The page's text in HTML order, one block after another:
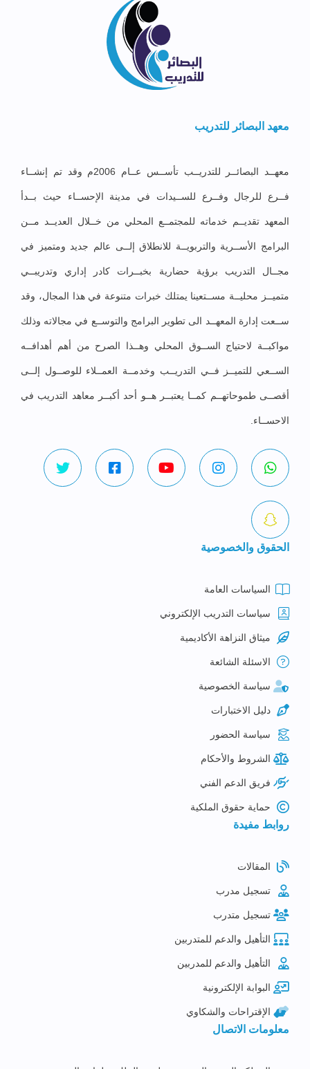
معهد البصائر للتدريب
معهــد البصائــر للتدريــب تأســس عــام 2006م وقد تم إنشــاء
فــرع للرجال وفــرع للســيدات في مدينة الإحســاء حيث بــدأ
المعهد تقديــم خدماته للمجتمــع المحلي من خــلال العديــد مــن
البرامج الأســرية والتربويــة للانطلاق إلــى عالم جديد ومتميز في
مجــال التدريب برؤية حضارية بخبــرات كادر إداري وتدريبــي
متميــز محليــة مســتعينا يمتلك خبرات متنوعة في هذا المجال، وقد
ســعت إدارة المعهــد الى تطوير البرامج والتوســع في مجالاته وذلك
مواكبــة لاحتياج الســوق المحلي وهــذا الصرح من أهم أهدافــه
الســعي للتميــز فــي التدريــب وخدمــة العمــلاء للوصــول إلــى
أقصــى طموحاتهــم كمــا يعتبــر هــو أحد أكبــر معاهد التدريب في
الاحســاء.
الحقوق والخصوصية
السياسات العامة
سياسات التدريب الإلكتروني
ميثاق النزاهة الأكاديمية
الاسئلة الشائعة
سياسة الخصوصية
دليل الاختبارات
سياسة الحضور
الشروط والأحكام
فريق الدعم الفني
حماية حقوق الملكية
روابط مفيدة
المقالات
تسجيل مدرب
تسجيل متدرب
التأهيل والدعم للمتدربين
التأهيل والدعم للمدربين
البوابة الإلكترونية
الإقتراحات والشكاوي
معلومات الاتصال